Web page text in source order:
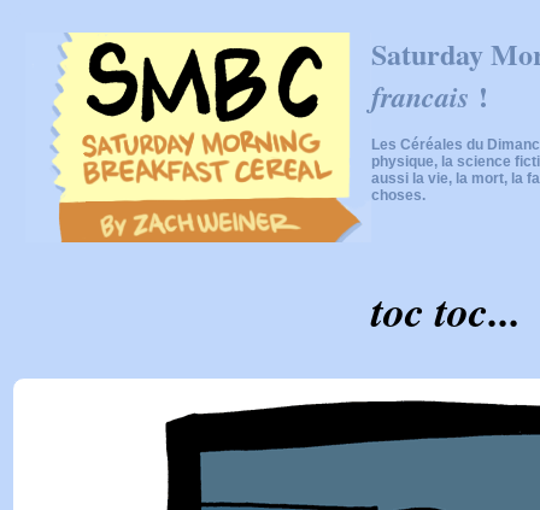
Saturday
francais !
Les Céréales du
physique, la science
aussi la vie, la mort, la
choses.
toc toc...